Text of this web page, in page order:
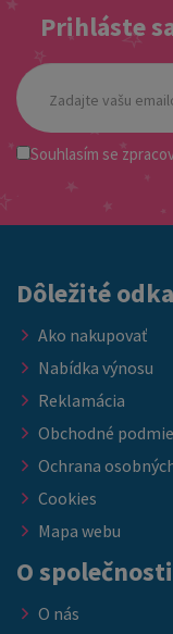
Prihláste
Souhlasím se
Dôležité
Ako nakupovať
Nabídka výnosu
Reklamácia
Obchodné
Ochrana
Cookies
Mapa webu
O společnosti
O nás